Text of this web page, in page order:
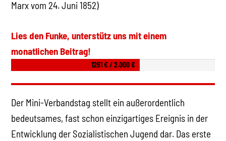
Marx vom 24. Juni 1852)
Lies den Funke, unterstütz uns mit einem
monatlichen Beitrag!
1261 € / 2.000 €
Der Mini-Verbandstag stellt ein außerordentlich
bedeutsames, fast schon einzigartiges Ereignis in der
Entwicklung der Sozialistischen Jugend dar. Das erste